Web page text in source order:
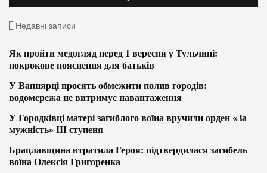
Недавні записи
Як пройти медогляд перед 1 вересня у Тульчині:
покрокове пояснення для батьків
У Вапнярці просять обмежити полив городів:
водомережа не витримує навантаження
У Городківці матері загиблого воїна вручили орден «За
мужність» ІІІ ступеня
Брацлавщина втратила Героя: підтвердилася загибель
воїна Олексія Григоренка